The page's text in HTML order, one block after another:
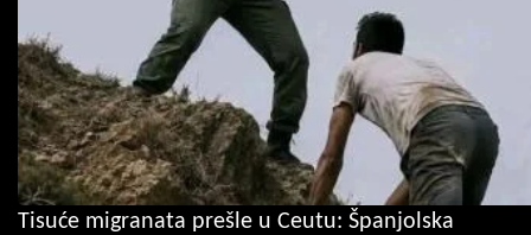
Tisuće migranata prešle u Ceutu: Španjolska